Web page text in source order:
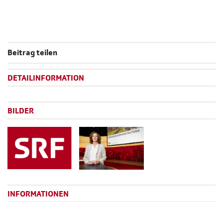
Beitrag teilen
DETAILINFORMATION
BILDER
INFORMATIONEN